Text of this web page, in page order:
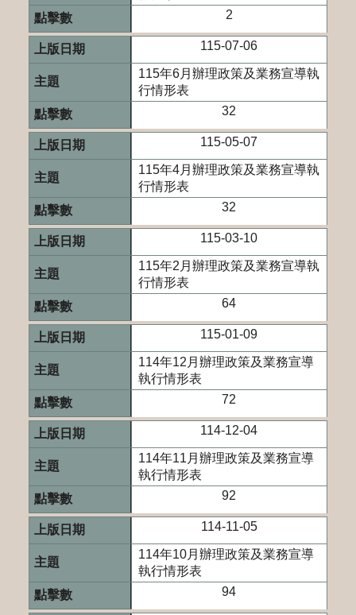
2
115-07-06
115年6月辦理政策及業務宣導執
行情形表
32
115-05-07
115年4月辦理政策及業務宣導執
行情形表
32
115-03-10
115年2月辦理政策及業務宣導執
行情形表
64
115-01-09
114年12月辦理政策及業務宣導
執行情形表
72
114-12-04
114年11月辦理政策及業務宣導
執行情形表
92
114-11-05
114年10月辦理政策及業務宣導
執行情形表
94